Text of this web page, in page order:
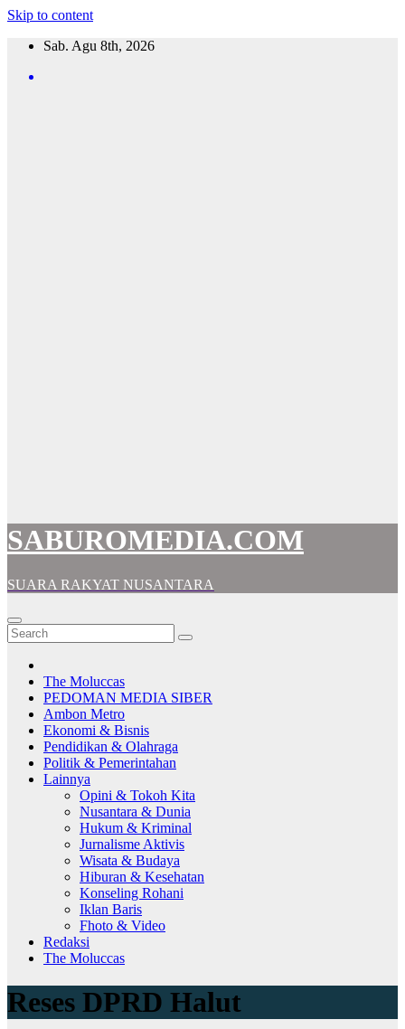
Skip to content
Sab. Agu 8th, 2026
SABUROMEDIA.COM
SUARA RAKYAT NUSANTARA
The Moluccas
PEDOMAN MEDIA SIBER
Ambon Metro
Ekonomi & Bisnis
Pendidikan & Olahraga
Politik & Pemerintahan
Lainnya
Opini & Tokoh Kita
Nusantara & Dunia
Hukum & Kriminal
Jurnalisme Aktivis
Wisata & Budaya
Hiburan & Kesehatan
Konseling Rohani
Iklan Baris
Fhoto & Video
Redaksi
The Moluccas
Reses DPRD Halut